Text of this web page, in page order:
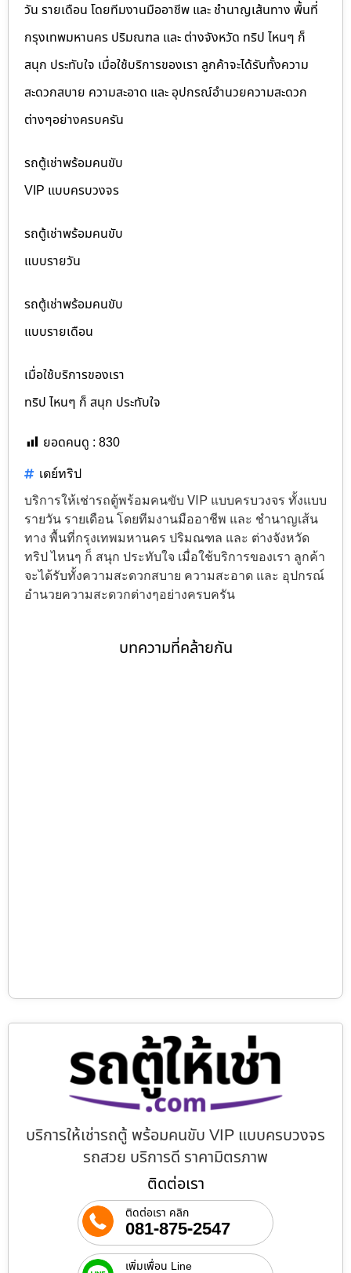
วัน รายเดือน โดยทีมงานมืออาชีพ และ ชำนาญเส้นทาง พื้นที่
กรุงเทพมหานคร ปริมณฑล และ ต่างจังหวัด ทริป ไหนๆ ก็
สนุก ประทับใจ เมื่อใช้บริการของเรา ลูกค้าจะได้รับทั้งความ
สะดวกสบาย ความสะอาด และ อุปกรณ์อำนวยความสะดวก
ต่างๆอย่างครบครัน
รถตู้เช่าพร้อมคนขับ
VIP แบบครบวงจร
รถตู้เช่าพร้อมคนขับ
แบบรายวัน
รถตู้เช่าพร้อมคนขับ
แบบรายเดือน
เมื่อใช้บริการของเรา
ทริป ไหนๆ ก็ สนุก ประทับใจ
ยอดคนดู : 830
เดย์ทริป
บริการให้เช่ารถตู้พร้อมคนขับ VIP แบบครบวงจร ทั้งแบบ
รายวัน รายเดือน โดยทีมงานมืออาชีพ และ ชำนาญเส้น
ทาง พื้นที่กรุงเทพมหานคร ปริมณฑล และ ต่างจังหวัด
ทริป ไหนๆ ก็ สนุก ประทับใจ เมื่อใช้บริการของเรา ลูกค้า
จะได้รับทั้งความสะดวกสบาย ความสะอาด และ อุปกรณ์
อำนวยความสะดวกต่างๆอย่างครบครัน
บทความที่คล้ายกัน
บริการให้เช่ารถตู้ พร้อมคนขับ VIP แบบครบวงจร
รถสวย บริการดี ราคามิตรภาพ
ติดต่อเรา
ติดต่อเรา คลิก
081-875-2547
เพิ่มเพื่อน Line